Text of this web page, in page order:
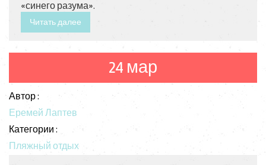
«синего разума».
Читать далее
24 мар
Автор :
Еремей Лаптев
Категории :
Пляжный отдых